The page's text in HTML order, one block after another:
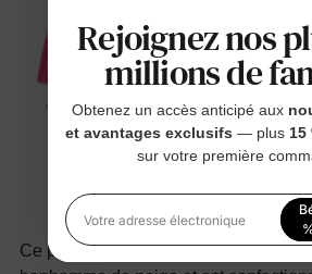
Ce pyjama colorblock arbore un
Rejoignez nos
millions de
Obtenez un accès anticipé aux
et avantages exclusifs — plus 15
sur votre première
Votre adresse électronique